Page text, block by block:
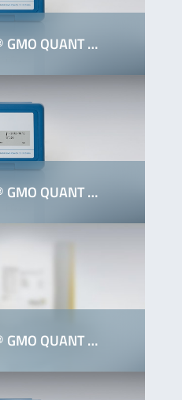
QUANT …
QUANT …
QUANT …